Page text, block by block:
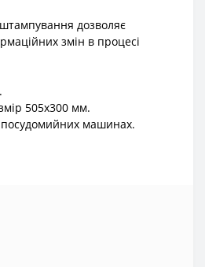
дозволяє
змін в процесі
505х300 мм.
машинах.